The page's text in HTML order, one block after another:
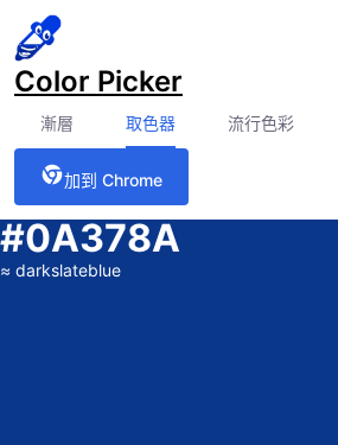
Color Picker
漸層 取色器 流行色彩
加到 Chrome
#0A378A
≈ darkslateblue